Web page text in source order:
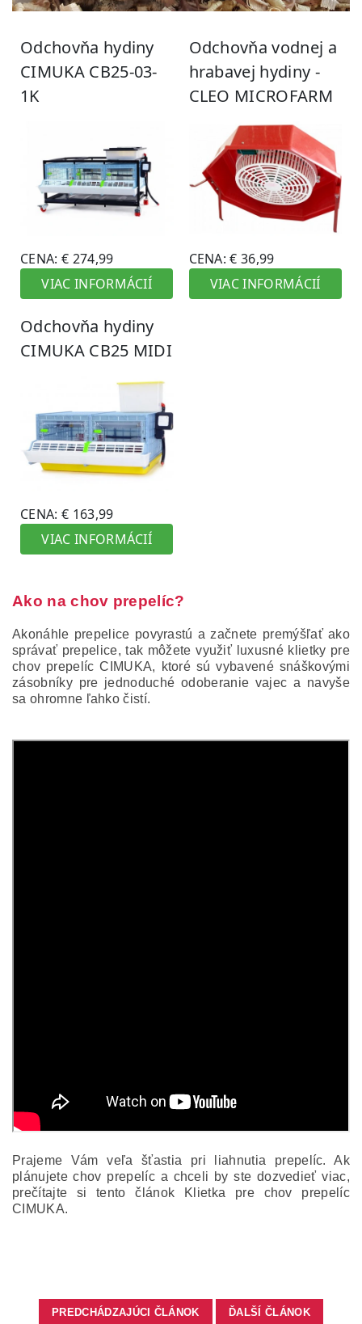
Ako na chov prepelíc?
Akonáhle prepelice povyrastú a začnete premýšľať ako
správať prepelice, tak môžete využiť luxusné klietky pre
chov prepelíc CIMUKA, ktoré sú vybavené snáškovými
zásobníky pre jednoduché odoberanie vajec a navyše
sa ohromne ľahko čistí.
Prajeme Vám veľa šťastia pri liahnutia prepelíc. Ak
plánujete chov prepelíc a chceli by ste dozvedieť viac,
prečítajte si tento článok Klietka pre chov prepelíc
CIMUKA.
PREDCHÁDZAJÚCI ČLÁNOK ĎALŠÍ ČLÁNOK